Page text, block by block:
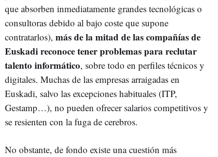
que absorben inmediatamente grandes tecnológicas o
consultoras debido al bajo coste que supone
contratarlos), más de la mitad de las compañías de
Euskadi reconoce tener problemas para reclutar
talento informático, sobre todo en perfiles técnicos y
digitales. Muchas de las empresas arraigadas en
Euskadi, salvo las excepciones habituales (ITP,
Gestamp…), no pueden ofrecer salarios competitivos y
se resienten con la fuga de cerebros.
No obstante, de fondo existe una cuestión más